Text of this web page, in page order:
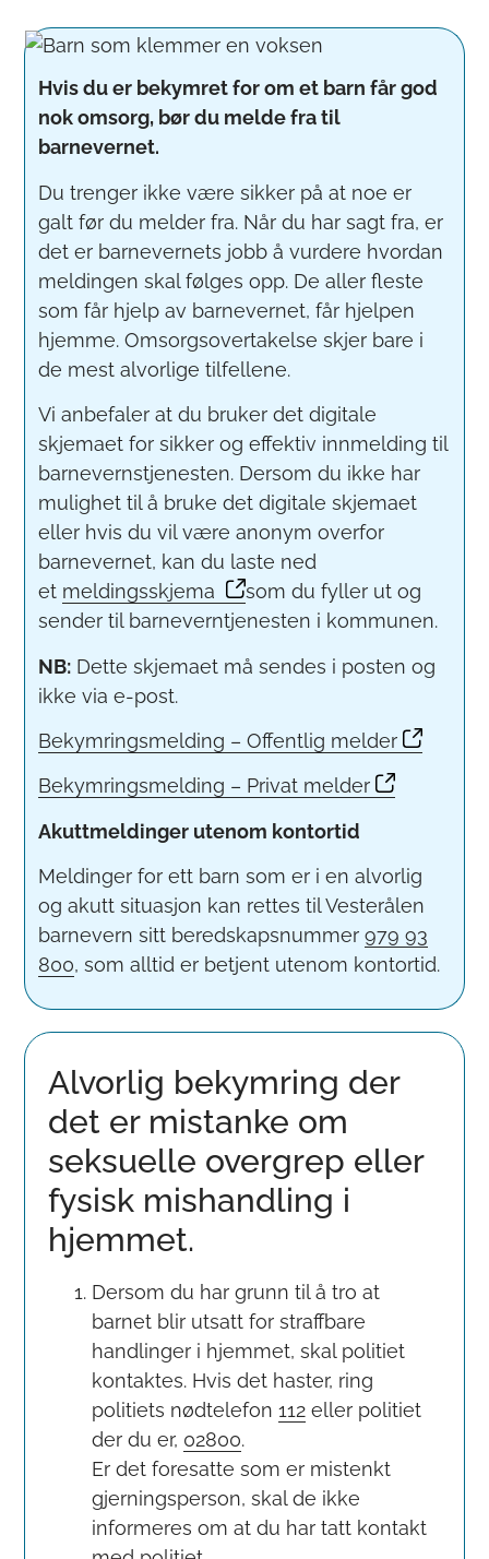
Hvis du er bekymret for om et barn får god
nok omsorg, bør du melde fra til
barnevernet.
Du trenger ikke være sikker på at noe er
galt før du melder fra. Når du har sagt fra, er
det er barnevernets jobb å vurdere hvordan
meldingen skal følges opp. De aller fleste
som får hjelp av barnevernet, får hjelpen
hjemme. Omsorgsovertakelse skjer bare i
de mest alvorlige tilfellene.
Vi anbefaler at du bruker det digitale
skjemaet for sikker og effektiv innmelding til
barnevernstjenesten. Dersom du ikke har
mulighet til å bruke det digitale skjemaet
eller hvis du vil være anonym overfor
barnevernet, kan du laste ned
et meldingsskjema
som du fyller ut og
sender til barneverntjenesten i kommunen.
NB: Dette skjemaet må sendes i posten og
ikke via e-post.
Bekymringsmelding – Offentlig melder
Bekymringsmelding – Privat melder
Akuttmeldinger utenom kontortid
Meldinger for ett barn som er i en alvorlig
og akutt situasjon kan rettes til Vesterålen
barnevern sitt beredskapsnummer979 93
800, som alltid er betjent utenom kontortid.
Alvorlig bekymring der
det er mistanke om
seksuelle overgrep eller
fysisk mishandling i
hjemmet.
Dersom du har grunn til å tro at
barnet blir utsatt for straffbare
handlinger i hjemmet, skal politiet
kontaktes. Hvis det haster, ring
politiets nødtelefon 112eller politiet
der du er, 02800.
Er det foresatte som er mistenkt
gjerningsperson, skal de ikke
informeres om at du har tatt kontakt